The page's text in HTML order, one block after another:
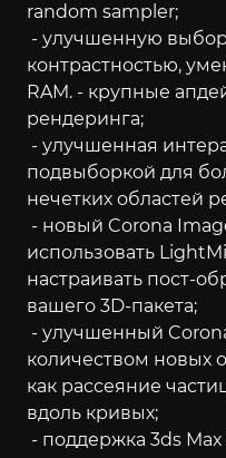
random sampler;
- улучшенную
контрастностью,
RAM. - крупные
рендеринга;
- улучшенная
подвыборкой для
нечетких областей
- новый Corona
использовать
настраивать пост-
вашего 3D-пакета;
- улучшенный
количеством новых
как рассеяние
вдоль кривых;
- поддержка 3ds Max